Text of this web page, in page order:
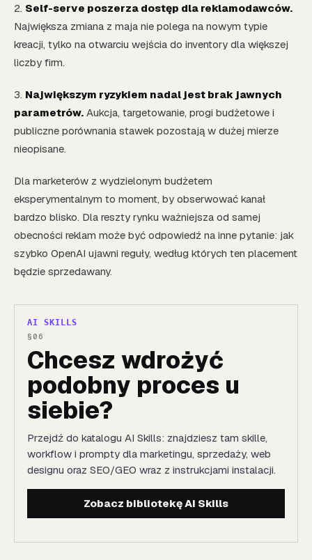
2. Self-serve poszerza dostęp dla reklamodawców.
Największa zmiana z maja nie polega na nowym typie
kreacji, tylko na otwarciu wejścia do inventory dla większej
liczby firm.
3. Największym ryzykiem nadal jest brak jawnych
parametrów. Aukcja, targetowanie, progi budżetowe i
publiczne porównania stawek pozostają w dużej mierze
nieopisane.
Dla marketerów z wydzielonym budżetem
eksperymentalnym to moment, by obserwować kanał
bardzo blisko. Dla reszty rynku ważniejsza od samej
obecności reklam może być odpowiedź na inne pytanie: jak
szybko OpenAI ujawni reguły, według których ten placement
będzie sprzedawany.
AI SKILLS
Chcesz wdrożyć
podobny proces u
siebie?
Przejdź do katalogu AI Skills: znajdziesz tam skille,
workflow i prompty dla marketingu, sprzedaży, web
designu oraz SEO/GEO wraz z instrukcjami instalacji.
Zobacz bibliotekę AI Skills